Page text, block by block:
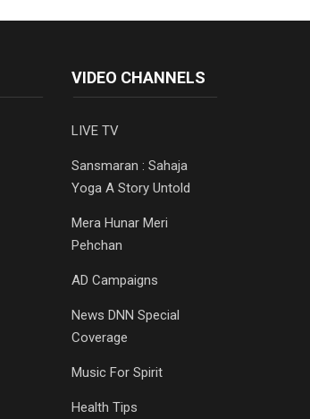
VIDEO CHANNELS
LIVE TV
Sansmaran : Sahaja
Yoga A Story Untold
Mera Hunar Meri
Pehchan
AD Campaigns
News DNN Special
Coverage
Music For Spirit
Health Tips